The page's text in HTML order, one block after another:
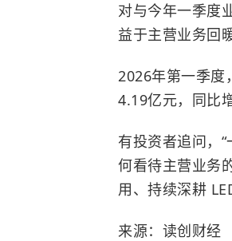
对与今年一季度
益于主营业务回
2026年第一季度
4.19亿元，同比
有投资者追问，
何看待主营业务
用、持续深耕
来源：读创财经